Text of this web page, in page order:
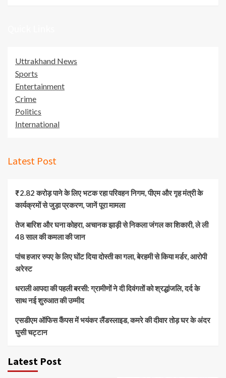
Uttrakhand News
Sports
Entertainment
Crime
Politics
International
Latest Post
₹2.82 करोड़ पाने के लिए भटक रहा परिवहन निगम, पीएम और गृह मंत्री के
कार्यक्रमों से जुड़ा प्रकरण, जानें पूरा मामला
तेज बारिश और घना कोहरा, अचानक झाड़ी से निकला जंगल का शिकारी, ले ली
48 साल की कमला की जान
पांच हजार रुपए के लिए घोंट दिया दोस्ती का गला, बेरहमी से किया मर्डर, आरोपी
अरेस्ट
धराली आपदा की पहली बरसी: ग्रामीणों ने दी दिवंगतों को श्रद्धांजलि, दर्द के
साथ नई शुरुआत की उम्मीद
एसडीएम ऑफिस कैंपस में भयंकर लैंडस्लाइड, कमरे की दीवार तोड़ घर के अंदर
घुसी चट्टान
Latest Post